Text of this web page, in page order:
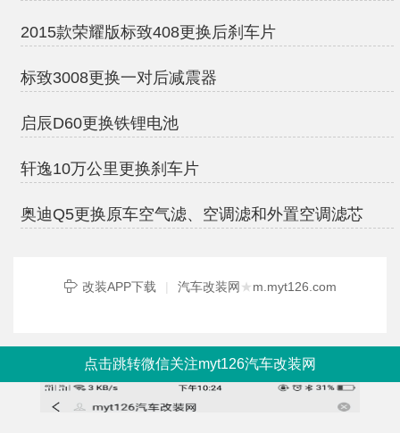
2015款荣耀版标致408更换后刹车片
标致3008更换一对后减震器
启辰D60更换铁锂电池
轩逸10万公里更换刹车片
奥迪Q5更换原车空气滤、空调滤和外置空调滤芯
改装APP下载 | 汽车改装网 ★m.myt126.com
点击跳转微信关注myt126汽车改装网